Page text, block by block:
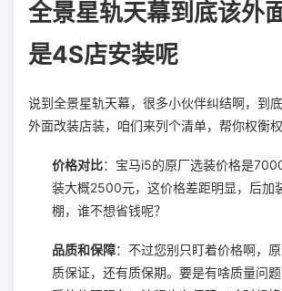
全景星轨天幕到底该外
是4S店安装呢
说到全景星轨天幕，很多小伙伴纠结啊，到
外面改装店装，咱们来列个清单，帮你权衡权
价格对比：宝马i5的原厂选装价格是
装大概2500元，这价格差距明显，后加
棚，谁不想省钱呢？
品质和保障：不过您别只盯着价格啊，
质保证，还有质保期。要是有啥质量问